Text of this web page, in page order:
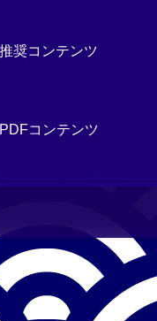
推奨コンテンツ
PDFコンテンツ